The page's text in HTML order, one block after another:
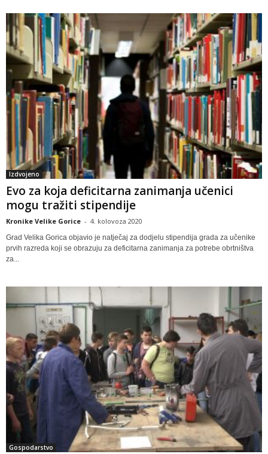
Izdvojeno
Evo za koja deficitarna zanimanja učenici
mogu tražiti stipendije
Kronike Velike Gorice - 4. kolovoza 2020
Grad Velika Gorica objavio je natječaj za dodjelu stipendija grada za učenike
prvih razreda koji se obrazuju za deficitarna zanimanja za potrebe obrtništva
za...
Gospodarstvo